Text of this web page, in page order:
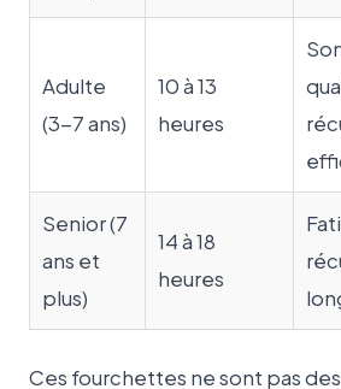
Adulte
(3-7 ans)
10 à 13
heures
Senior (7
ans et
plus)
14 à 18
heures
Ces fourchettes ne sont pas